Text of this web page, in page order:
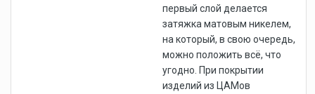
первый слой делается
затяжка матовым никелем,
на который, в свою очередь,
можно положить всё, что
угодно. При покрытии
изделий из ЦАМов